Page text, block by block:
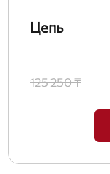
Цепь
125 250 ₸